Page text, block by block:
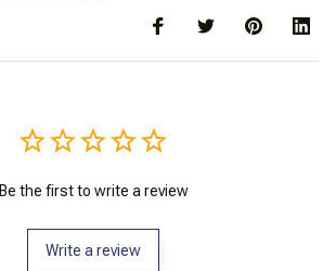
Be the first to write a review
Write a review